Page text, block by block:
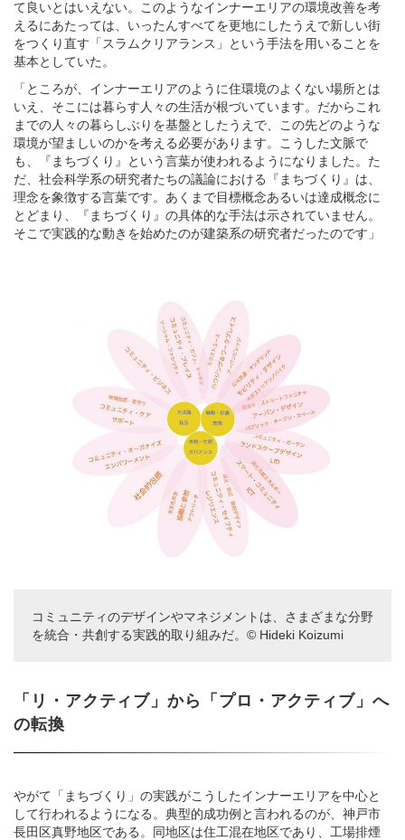
て良いとはいえない。このようなインナーエリアの環境改善を考
えるにあたっては、いったんすべてを更地にしたうえで新しい街
をつくり直す「スラムクリアランス」という手法を用いることを
基本としていた。
「ところが、インナーエリアのように住環境のよくない場所とは
いえ、そこには暮らす人々の生活が根づいています。だからこれ
までの人々の暮らしぶりを基盤としたうえで、この先どのような
環境が望ましいのかを考える必要があります。こうした文脈で
も、『まちづくり』という言葉が使われるようになりました。た
だ、社会科学系の研究者たちの議論における『まちづくり』は、
理念を象徴する言葉です。あくまで目標概念あるいは達成概念に
とどまり、『まちづくり』の具体的な手法は示されていません。
そこで実践的な動きを始めたのが建築系の研究者だったのです」
コミュニティのデザインやマネジメントは、さまざまな分野
を統合・共創する実践的取り組みだ。© Hideki Koizumi
「リ・アクティブ」から「プロ・アクティブ」へ
の転換
やがて「まちづくり」の実践がこうしたインナーエリアを中心と
して行われるようになる。典型的成功例と言われるのが、神戸市
長田区真野地区である。同地区は住工混在地区であり、工場排煙